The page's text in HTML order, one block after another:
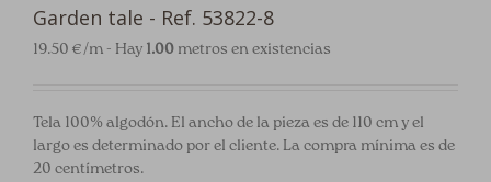
Garden tale - Ref. 53822-8
19.50 €/m - Hay 1.00 metros en existencias
Tela 100% algodón. El ancho de la pieza es de 110 cm y el
largo es determinado por el cliente. La compra mínima es de
20 centímetros.